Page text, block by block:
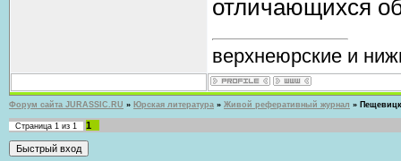
отличающихся
верхнеюрские и
Форум сайта JURASSIC.RU » Юрская литература » Живой реферативный журнал »
Страница 1 из 1 1